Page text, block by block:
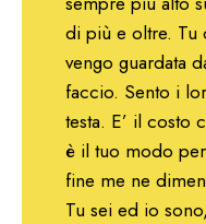
di più e oltre.
vengo guardata
faccio. Sento i
testa. E’ il costo
è il tuo modo
fine me ne
Tu sei ed io